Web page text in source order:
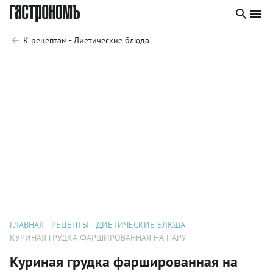
К рецептам - Диетические блюда
ГЛАВНАЯ РЕЦЕПТЫ
ДИЕТИЧЕСКИЕ БЛЮДА
КУРИНАЯ ГРУДКА ФАРШИРОВАННАЯ НА ПАРУ
Куриная грудка фаршированная на